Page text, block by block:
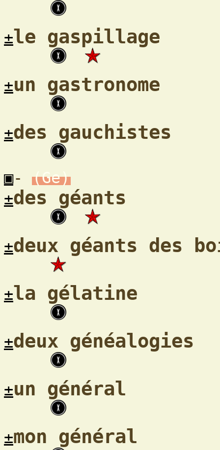
±le gaspillage
±un gastronome
±des gauchistes
▣-
(Ge)
±des géants
±deux géants des
±la gélatine
±deux généalogies
±un général
±mon général